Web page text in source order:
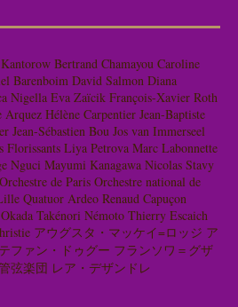
Bertrand Chamayou Caroline
Barenboim David Salmon Diana
Nigella Eva Zaïcik François-Xavier Roth
Arquez Hélène Carpentier Jean-Baptiste
Jean-Sébastien Bou Jos van Immerseel
Florissants Liya Petrova Marc Labonnette
Nguci Mayumi Kanagawa Nicolas Stavy
Orchestre de Paris Orchestre national de
Quatuor Ardeo Renaud Capuçon
Takénori Némoto Thierry Escaich
アウグスタ・マッケイ=ロッジ ア
ファン・ドゥグー フランソワ＝グザ
弦楽団 レア・デザンドレ